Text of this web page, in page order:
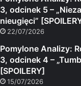
3, odcinek 5 –
nieugięci”
22/07/2026
Pomylone Analizy:
3, odcinek 4 –
[SPOILERY]
15/07/2026